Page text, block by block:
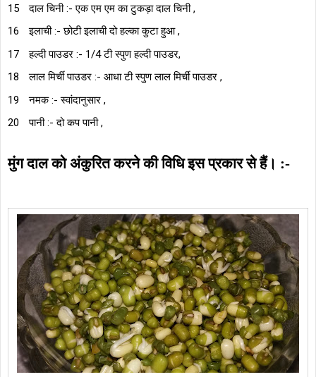
दाल चिनी :- एक एम एम का टुकड़ा दाल चिनी ,
इलाची :- छोटी इलाची दो हल्का कुटा हुआ ,
हल्दी पाउडर :- 1/4 टी स्पुण हल्दी पाउडर,
लाल मिर्ची पाउडर :- आधा टी स्पुण लाल मिर्ची पाउडर ,
नमक :- स्वांदानुसार ,
पानी :- दो कप पानी ,
मुंग दाल को अंकुरित करने की विधि इस प्रकार से हैं। :-